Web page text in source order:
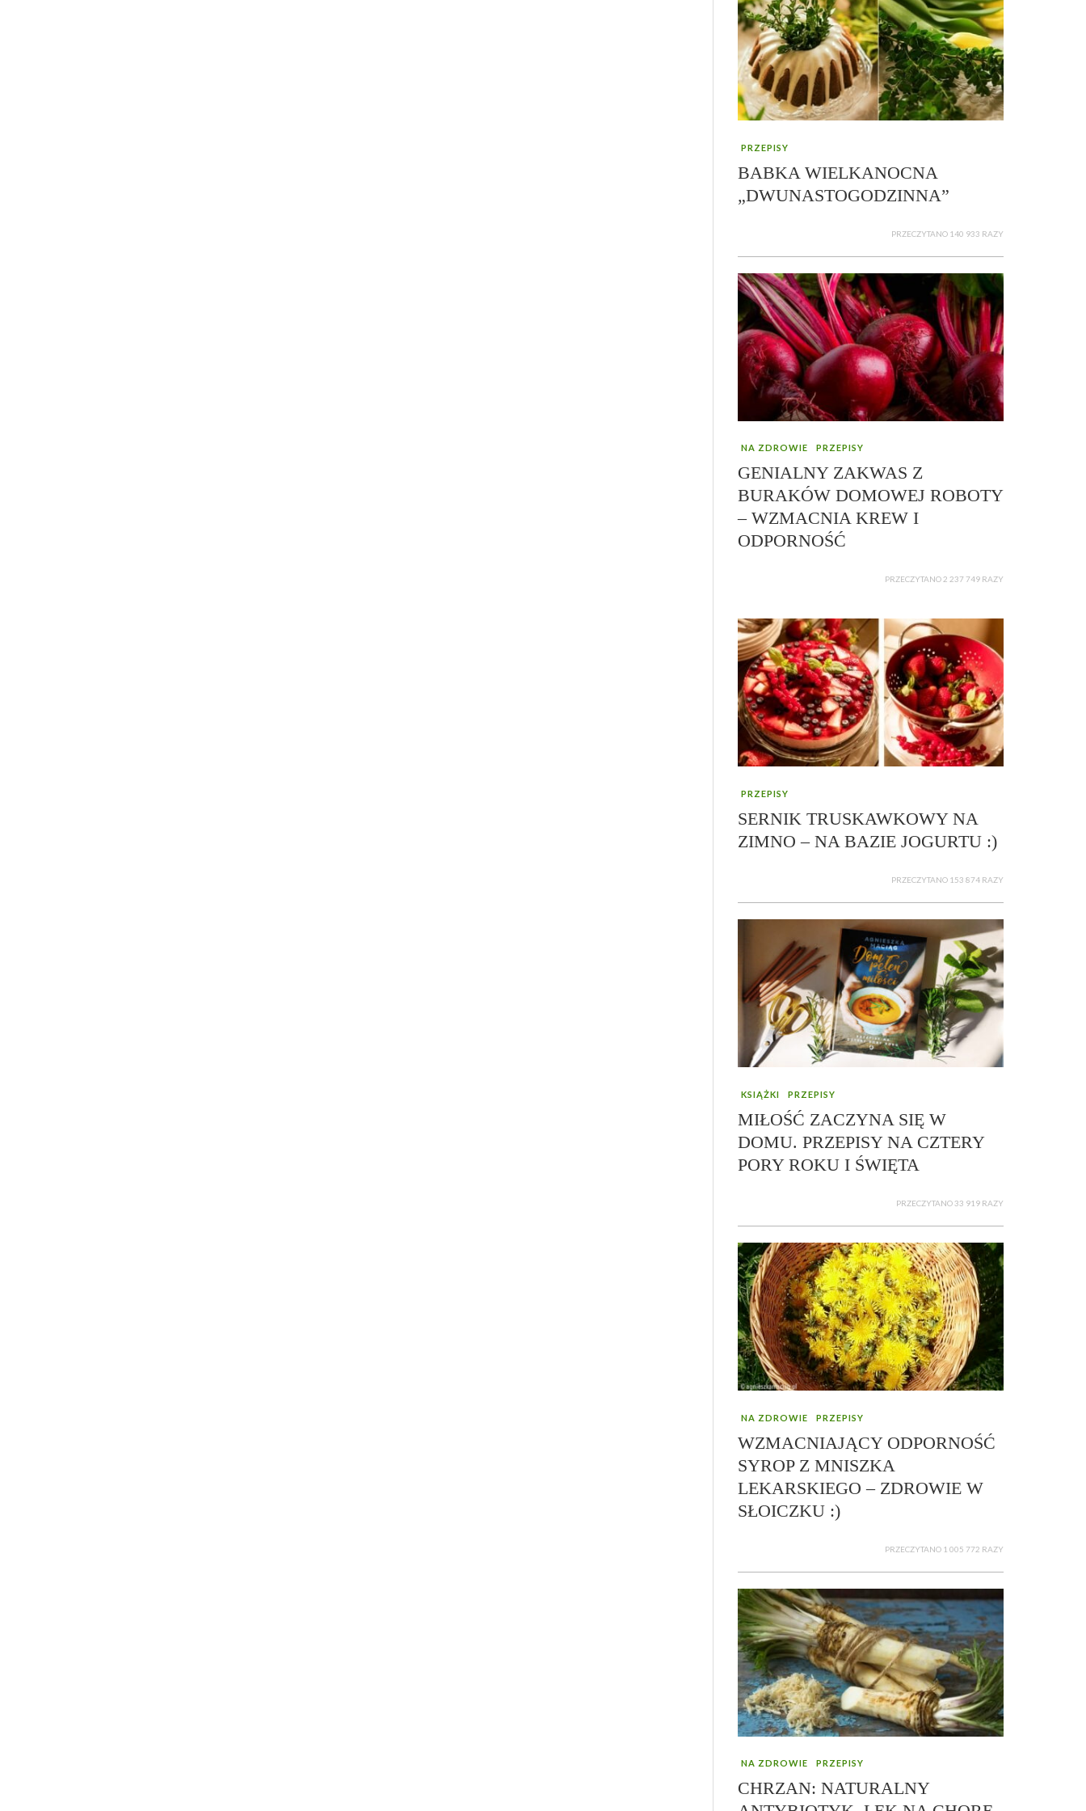
PRZEPISY
BABKA WIELKANOCNA
„DWUNASTOGODZINNA”
PRZECZYTANO 140 933 RAZY
NA ZDROWIE PRZEPISY
GENIALNY ZAKWAS Z
BURAKÓW DOMOWEJ ROBOTY
– WZMACNIA KREW I
ODPORNOŚĆ
PRZECZYTANO 2 237 749 RAZY
PRZEPISY
SERNIK TRUSKAWKOWY NA
ZIMNO – NA BAZIE JOGURTU :)
PRZECZYTANO 153 874 RAZY
KSIĄŻKI PRZEPISY
MIŁOŚĆ ZACZYNA SIĘ W
DOMU. PRZEPISY NA CZTERY
PORY ROKU I ŚWIĘTA
PRZECZYTANO 33 919 RAZY
NA ZDROWIE PRZEPISY
WZMACNIAJĄCY ODPORNOŚĆ
SYROP Z MNISZKA
LEKARSKIEGO – ZDROWIE W
SŁOICZKU :)
PRZECZYTANO 1 005 772 RAZY
NA ZDROWIE PRZEPISY
CHRZAN: NATURALNY